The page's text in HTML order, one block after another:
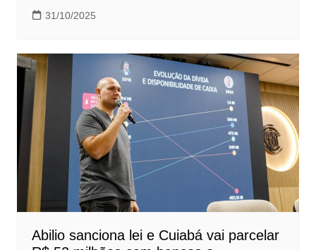
31/10/2025
Abilio sanciona lei e Cuiabá vai parcelar